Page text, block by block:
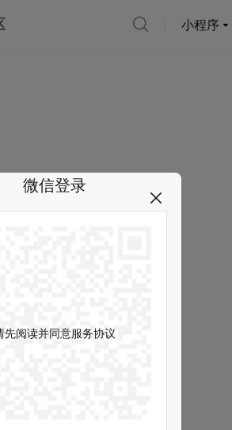
小程序
微信登录
先阅读并同意服务协议